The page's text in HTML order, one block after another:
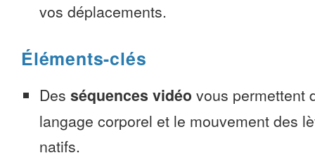
vos déplacements.
Éléments-clés
Des séquences vidéo vous permettent
langage corporel et le mouvement des
natifs.